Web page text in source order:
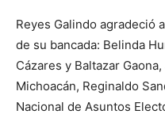
Reyes Galindo agradeció
de su bancada: Belinda
Cázares y Baltazar
Michoacán, Reginaldo
Nacional de Asuntos